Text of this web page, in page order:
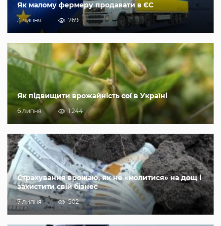
Як малому фермеру продавати в ЄС
3 липня 769
Як підвищити врожайність сої в Україні
6 липня 1 244
Страхування врожаю, як не «молитися» на дощ і
захистити свій бізнес
7 липня 502